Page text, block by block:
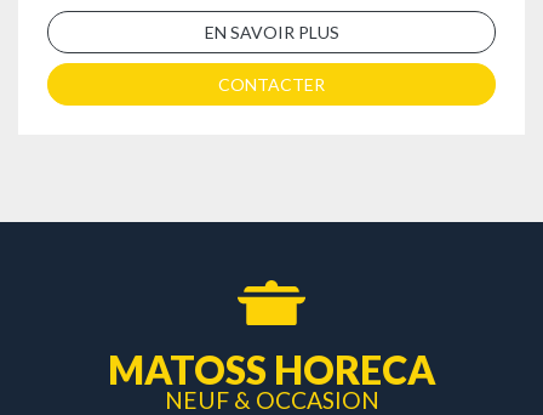
EN SAVOIR PLUS
CONTACTER
MATOSS HORECA
NEUF & OCCASION